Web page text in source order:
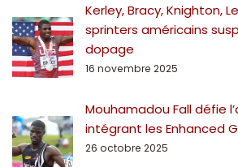
Kerley, Bracy, Knighton,
sprinters américains
dopage
16 novembre 2025
Mouhamadou Fall défie
intégrant les Enhanced
26 octobre 2025